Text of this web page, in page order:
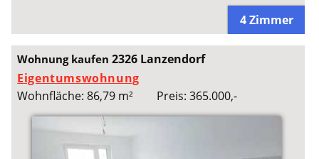
4 Zimmer
Wohnung kaufen2326 Lanzendorf
Eigentumswohnung
Wohnfläche: 86,79 m²
Preis: 365.000,-